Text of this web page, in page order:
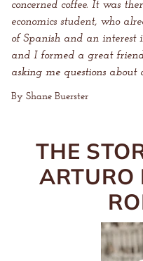
concerned coffee. It was
economics student, who
of Spanish and an interest
and I formed a great
asking me questions about
By Shane Buerster
THE
ARTURO